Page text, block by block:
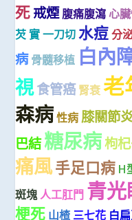
死戒煙 腹痛腹瀉 心
芡 實 一刀切 水痘 分
病 骨髓移植 白內
視食管癌 腎衰 老
森病性病 膝關節
巴結糖尿病枸
痛風手足口病 H
斑塊人工肛門 青
梗死 山楂 三七花 白